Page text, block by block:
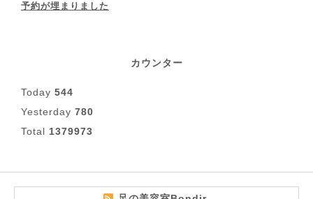
予約が埋まりました
カウンター
Today 544
Yesterday 780
Total 1379973